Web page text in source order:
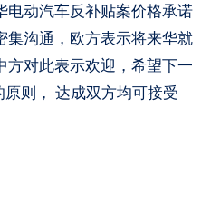
电动汽车反补贴案价格承诺
集沟通，欧方表示将来华就
方对此表示欢迎，希望下一
原则， 达成双方均可接受